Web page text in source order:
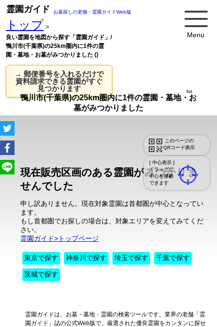
Menu
霊園ガイド お墓探しの老舗・霊園ガイドWeb版
トップ >
良い霊園を地図から探す「霊園ガイド」/
鴨川市(千葉県)の25km圏内に1件の霊
園・墓地・お墓がみつかりました ()
→ 郵便番号を入れるだけで
資料請求できる霊園がすぐ
見つかります
鴨川市(千葉県)の25km圏内に1件の霊園・墓地・お
墓がみつかりました
このページの
QRコード表示
[ 中心表示 ]
ドラッグで
中心を移動
できます
list
現在販売区画のある霊園がみつかりま
せんでした
申し訳ありません。現在対象霊園は首都圏が中心となってい
ます。
もし首都圏でお探しの場合は、対象エリアを変えてみてくだ
さい。
霊園ガイド>トップページ
東京で探す 神奈川で探す 埼玉で探す 千葉で探す
茨城で探す
霊園ガイドは、お墓・墓地・霊園の検索ツールです。業界の老舗「霊
園ガイド」誌の公式Web版で、厳選された優良霊園をカンタンに探せ